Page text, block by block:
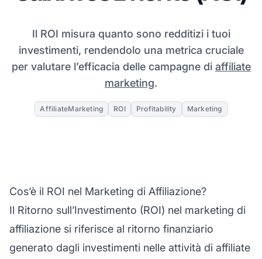
Il ROI misura quanto sono redditizi i tuoi
investimenti, rendendolo una metrica cruciale
per valutare l’efficacia delle campagne di affiliate
marketing.
AffiliateMarketing ROI Profitability Marketing
Cos’è il ROI nel Marketing di Affiliazione?
Il Ritorno sull’Investimento (ROI) nel marketing di
affiliazione si riferisce al ritorno finanziario
generato dagli investimenti nelle attività di affiliate